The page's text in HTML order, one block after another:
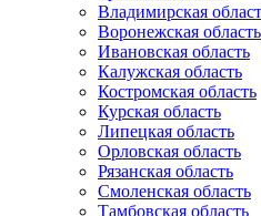
Владимирская
Воронежская область
Ивановская область
Калужская область
Костромская область
Курская область
Липецкая область
Орловская область
Рязанская область
Смоленская область
Тамбовская область